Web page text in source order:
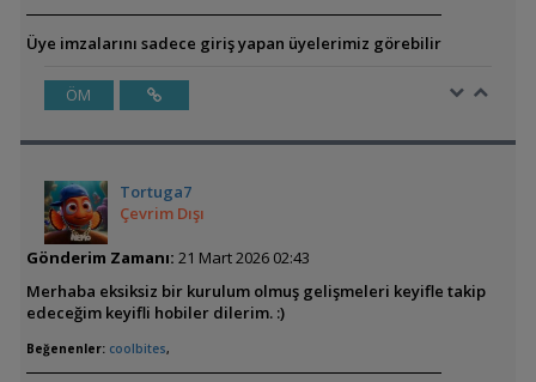
Üye imzalarını sadece giriş yapan üyelerimiz görebilir
ÖM
Tortuga7
Çevrim Dışı
Gönderim Zamanı: 21 Mart 2026 02:43
Merhaba eksiksiz bir kurulum olmuş gelişmeleri keyifle takip
edeceğim keyifli hobiler dilerim. :)
Beğenenler: coolbites,